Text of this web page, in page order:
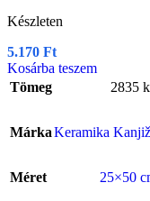
Készleten
5.170 Ft
Kosárba teszem
Tömeg
2835
MárkaKeramika
Méret 25×50